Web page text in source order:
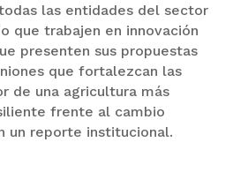
las entidades del sector
que trabajen en innovación
presenten sus propuestas
que fortalezcan las
de una agricultura más
frente al cambio
un reporte institucional.